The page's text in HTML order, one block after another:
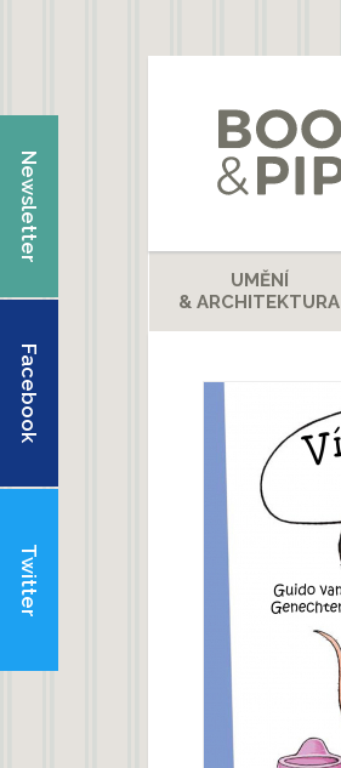
UMĚNÍ
& ARCHITEKTURA
Newsletter
Facebook
Twitter